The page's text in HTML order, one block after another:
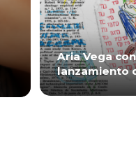
Aria Vega
lanzamiento